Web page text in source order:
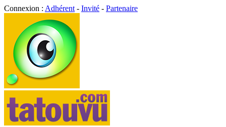
Connexion : Adhérent - Invité - Partenaire